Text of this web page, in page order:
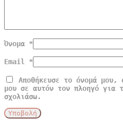
Όνομα *
Email *
Αποθήκευσε το όνομά
μου σε αυτόν τον πλοηγό για
σχολιάσω.